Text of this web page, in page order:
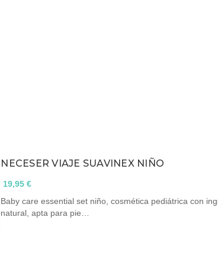
NECESER VIAJE SUAVINEX NIÑO
19,95 €
Baby care essential set niño, cosmética pediátrica con
natural, apta para pie…